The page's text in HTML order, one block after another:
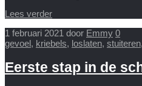
Lees verder
1 februari 2021 door Emmy 0
gevoel, kriebels, loslaten, stuiteren,
Eerste stap in de